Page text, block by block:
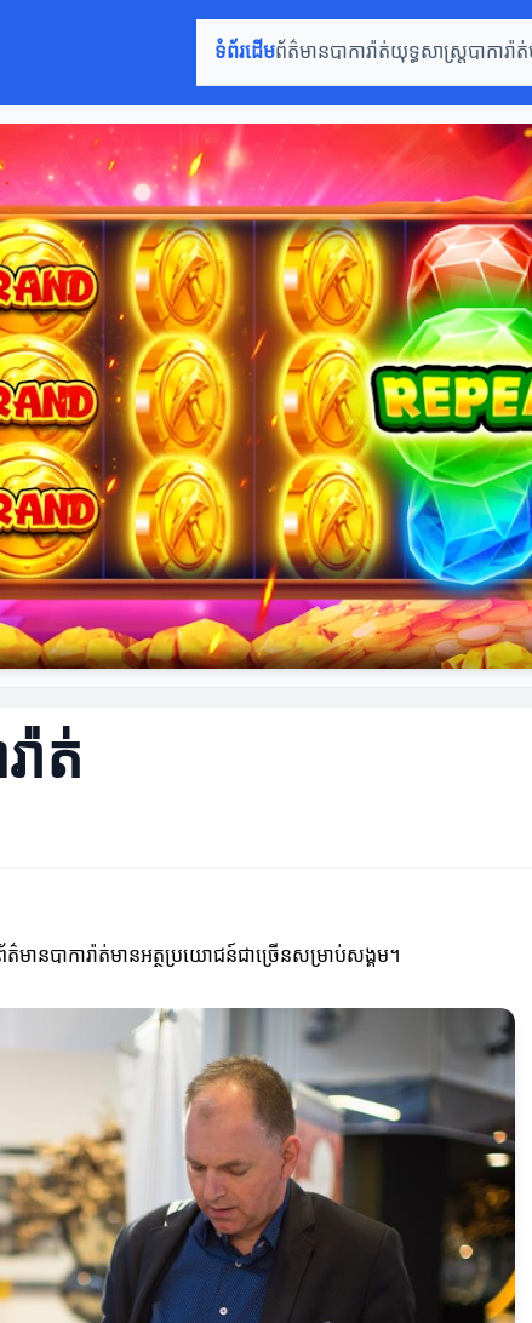
ទំព័រដើមព័ត៌មានបាការ៉ាត់យុទ្ធសាស្ត្របាការ៉ាត់
ាត់
មានបាការ៉ាត់មានអត្ថប្រយោជន៍ជាច្រើនសម្រាប់សង្គម។